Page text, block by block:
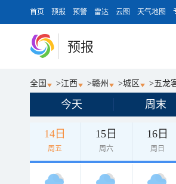
首页 预报 预警 雷达 云图 天气地图
预报
全国 >江西 >赣州 >城区 >五龙
今天 周末
14日
周五
15日
周六
16日
周日